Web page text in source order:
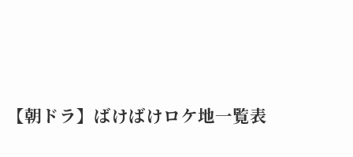
【朝ドラ】ばけばけロケ地一覧表